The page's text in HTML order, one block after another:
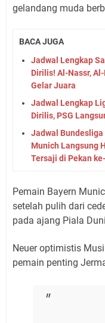
gelandang muda
BACA JUGA
Jadwal Lengkap
Dirilis! Al-Nassr,
Gelar Juara
Jadwal Lengkap
Dirilis, PSG
Jadwal
Munich Langsung
Tersaji di Pekan
Pemain Bayern
setelah pulih dari
pada ajang Piala
Neuer optimistis
pemain penting